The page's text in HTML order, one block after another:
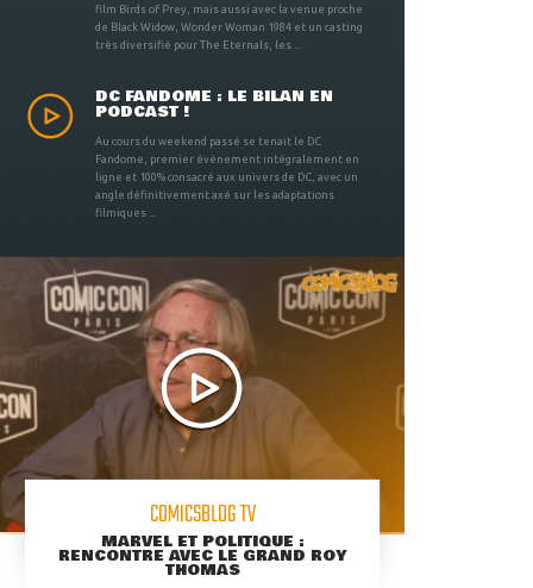
film Birds of Prey, mais aussi avec la venue proche
de Black Widow, Wonder Woman 1984 et un casting
très diversifié pour The Eternals, les ...
DC FANDOME : LE BILAN EN
PODCAST !
Au cours du weekend passé se tenait le DC
Fandome, premier évènement intégralement en
ligne et 100% consacré aux univers de DC, avec un
angle définitivement axé sur les adaptations
filmiques ...
COMICSBLOG TV
MARVEL ET POLITIQUE :
RENCONTRE AVEC LE GRAND ROY
THOMAS